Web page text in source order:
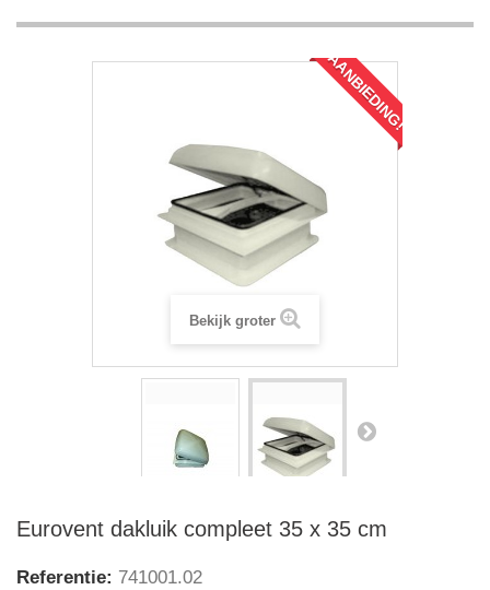
AANBIEDING!
Bekijk groter
Eurovent dakluik compleet 35 x 35 cm
Referentie: 741001.02